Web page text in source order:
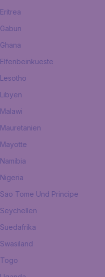
Eritrea
Gabun
Ghana
Elfenbeinkueste
Lesotho
Libyen
Malawi
Mauretanien
Mayotte
Namibia
Nigeria
Sao Tome Und Principe
Seychellen
Suedafrika
Swasiland
Togo